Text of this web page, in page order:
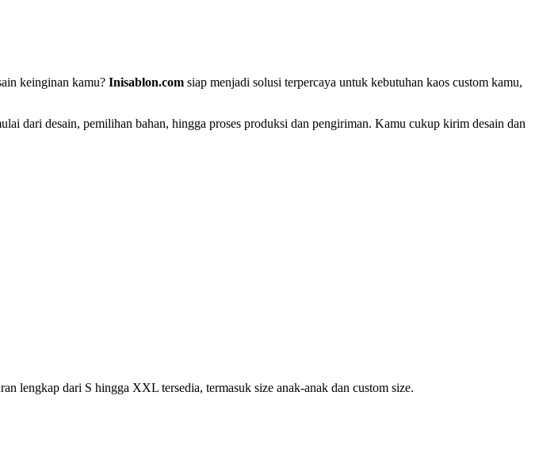
keinginan kamu? Inisablon.com siap menjadi solusi terpercaya untuk kebutuhan kaos custom kamu,
dari desain, pemilihan bahan, hingga proses produksi dan pengiriman. Kamu cukup kirim desain dan
lengkap dari S hingga XXL tersedia, termasuk size anak-anak dan custom size.